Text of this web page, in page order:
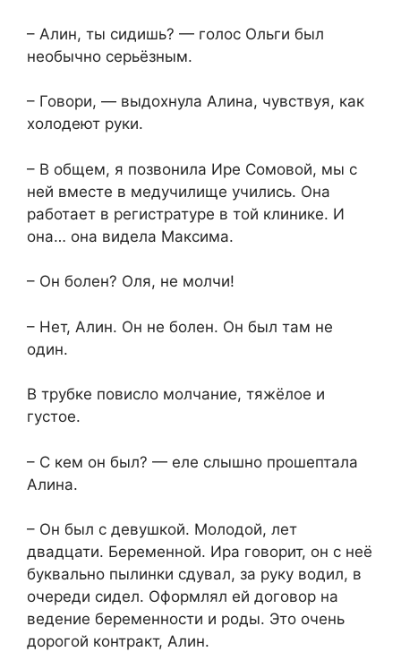
– Алин, ты сидишь? — голос Ольги был
необычно серьёзным.
– Говори, — выдохнула Алина, чувствуя, как
холодеют руки.
– В общем, я позвонила Ире Сомовой, мы с
ней вместе в медучилище учились. Она
работает в регистратуре в той клинике. И
она… она видела Максима.
– Он болен? Оля, не молчи!
– Нет, Алин. Он не болен. Он был там не
один.
В трубке повисло молчание, тяжёлое и
густое.
– С кем он был? — еле слышно прошептала
Алина.
– Он был с девушкой. Молодой, лет
двадцати. Беременной. Ира говорит, он с неё
буквально пылинки сдувал, за руку водил, в
очереди сидел. Оформлял ей договор на
ведение беременности и роды. Это очень
дорогой контракт, Алин.